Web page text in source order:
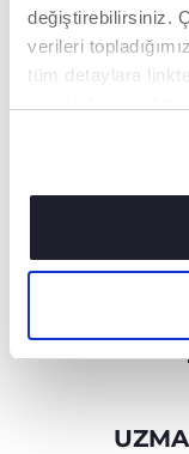
değiştirebilirsiniz.
verileri
tüm detaylara